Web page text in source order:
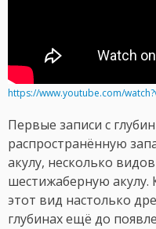
https://www.youtube.com/
Первые записи с
распространённую
акулу, несколько
шестижаберную акулу.
этот вид настолько
глубинах ещё до